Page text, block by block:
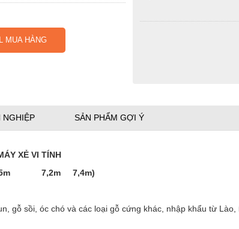
MUA HÀNG
NGHIỆP SẢN PHẨM GỢI Ý
XẺ VI TÍNH
6,5m 7,2m 7,4m)
gỗ sồi, óc chó và các loại gỗ cứng khác, nhập khẩu từ Lào,